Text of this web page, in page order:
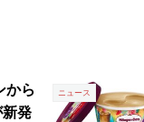
から
新発
ニュース